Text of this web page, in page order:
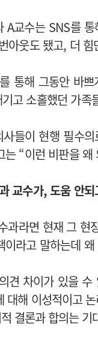
A교수는 SNS를
아웃도 됐고, 더
통해 그동안 바
고 소홀했던 가
들이 현행 필수
는 “이런 비판을
교수가, 도움 안
과라면 현재 그
이라고 말하는데
견 차이가 있을
대해 이성적이고
결론과 합의는